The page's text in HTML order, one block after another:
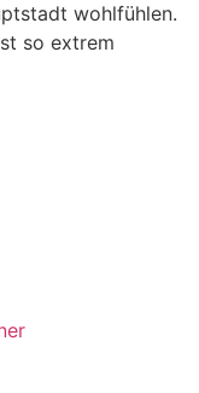
wohlfühlen.
so extrem